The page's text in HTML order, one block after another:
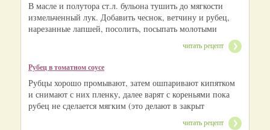
В масле и полутора ст.л. бульона тушить до мягкости
измельченный лук. Добавить чеснок, ветчину и рубец,
нарезанные лапшей, посолить, посыпать молотыми
читать рецепт
Рубец в томатном соусе
Рубцы хорошо промывают, затем ошпаривают кипятком
и снимают с них пленку, далее варят с кореньями пока
рубец не сделается мягким (это делают в закрыт
читать рецепт